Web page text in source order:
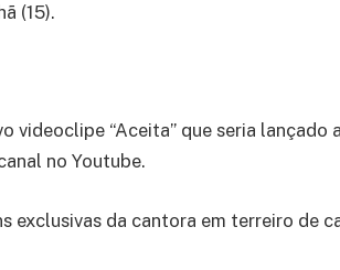
(15).
videoclipe “Aceita” que seria lançado
no Youtube.
exclusivas da cantora em terreiro de